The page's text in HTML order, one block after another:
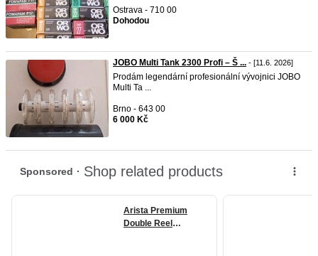
Ostrava - 710 00
Dohodou
JOBO Multi Tank 2300 Profi – Š ... - [11.6. 2026]
Prodám legendární profesionální vývojnici JOBO
Multi Ta ...
Brno - 643 00
6 000 Kč